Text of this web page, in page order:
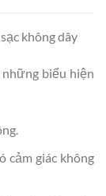
không dây
những biểu hiện
cảm giác không